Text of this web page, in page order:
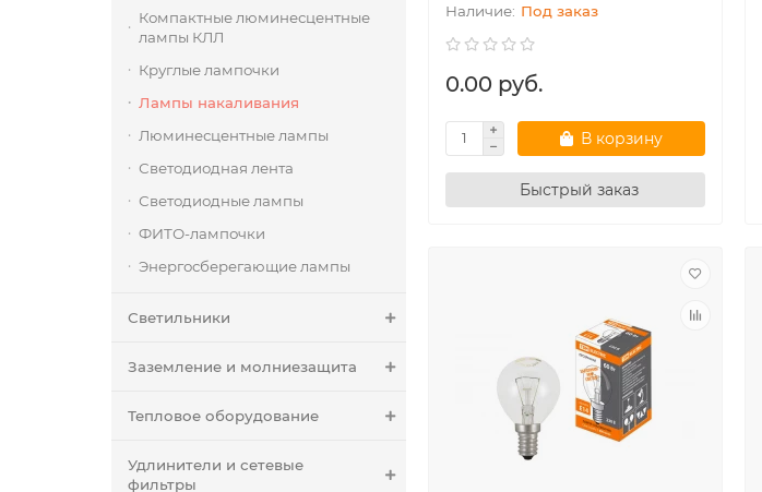
Компактные люминесцентные
лампы КЛЛ
Круглые лампочки
Лампы накаливания
Люминесцентные лампы
Светодиодная лента
Светодиодные лампы
ФИТО-лампочки
Энергосберегающие лампы
Светильники
Заземление и молниезащита
Тепловое оборудование
Удлинители и сетевые
фильтры
Под заказ
0.00 руб.
В корзину
Быстрый заказ